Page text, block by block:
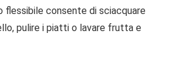
consente di sciacquare
pulire i piatti o lavare frutta e